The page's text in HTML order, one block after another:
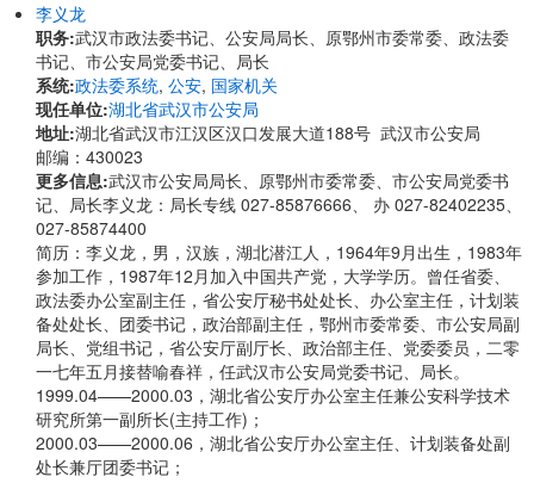
李义龙
职务:武汉市政法委书记、公安局局长、原鄂州市委常委、政法委
书记、市公安局党委书记、局长
系统:政法委系统, 公安, 国家机关
现任单位:湖北省武汉市公安局
地址:​​湖北省武汉市江汉区汉口发展大道188号 武汉市公安局
邮编：430023
更多信息:武汉市公安局局长、原鄂州市委常委、市公安局党委书
记、局长李义龙：局长专线 027-85876666、 办 027-82402235、
027-85874400
简历：李义龙，男，汉族，湖北潜江人，1964年9月出生，1983年
参加工作，1987年12月加入中国共产党，大学学历。曾任省委、
政法委办公室副主任，省公安厅秘书处处长、办公室主任，计划装
备处处长、团委书记，政治部副主任，鄂州市委常委、市公安局副
局长、党组书记，省公安厅副厅长、政治部主任、党委委员，二零
一七年五月接替喻春祥，任武汉市公安局党委书记、局长。
1999.04——2000.03，湖北省公安厅办公室主任兼公安科学技术
研究所第一副所长(主持工作)；
2000.03——2000.06，湖北省公安厅办公室主任、计划装备处副
处长兼厅团委书记；